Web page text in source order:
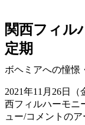
関西フィル
定期
ボヘミアへの憧憬
2021年11月26日
西フィルハーモニ
ュー/コメントの